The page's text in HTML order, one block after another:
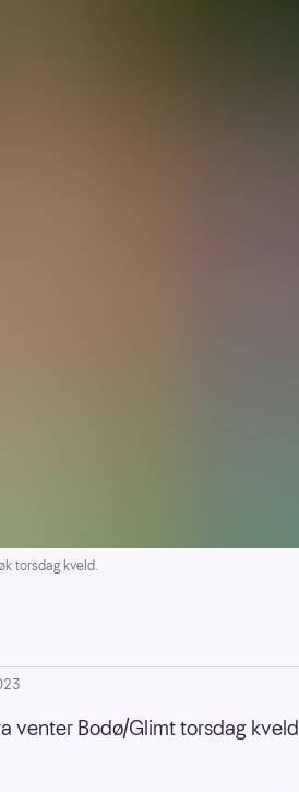
torsdag kveld.
venter Bodø/Glimt torsdag kveld